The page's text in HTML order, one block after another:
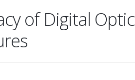
of Digital